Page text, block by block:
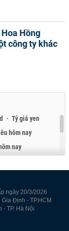
Hồng
công ty khác
Tỷ giá yen
hôm nay
nay
ngày 20/3/2026
Định - TP.HCM
TP. Hà Nội